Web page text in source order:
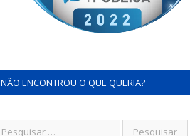
NÃO ENCONTROU O QUE QUERIA?